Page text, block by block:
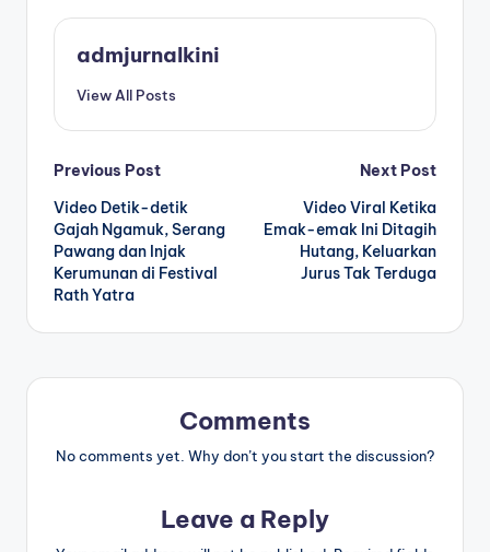
admjurnalkini
View All Posts
Post
navigation
Previous Post
Video Detik-detik
Gajah Ngamuk, Serang
Pawang dan Injak
Kerumunan di Festival
Rath Yatra
Next Post
Video Viral Ketika
Emak-emak Ini Ditagih
Hutang, Keluarkan
Jurus Tak Terduga
Comments
No comments yet. Why don’t you start the discussion?
Leave a Reply